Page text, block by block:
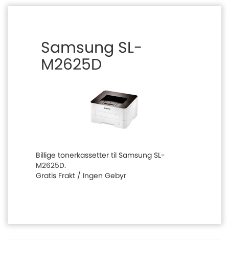
Samsung SL-
M2625D
Billige tonerkassetter til Samsung SL-
M2625D.
Gratis Frakt / Ingen Gebyr